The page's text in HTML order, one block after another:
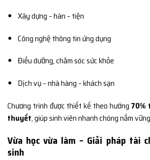
Xây dựng – hàn – tiện
Công nghệ thông tin ứng dụng
Điều dưỡng, chăm sóc sức khỏe
Dịch vụ – nhà hàng – khách sạn
Chương trình được thiết kế theo hướng 70%
thuyết, giúp sinh viên nhanh chóng nắm
Vừa học vừa làm – Giải pháp tài
sinh